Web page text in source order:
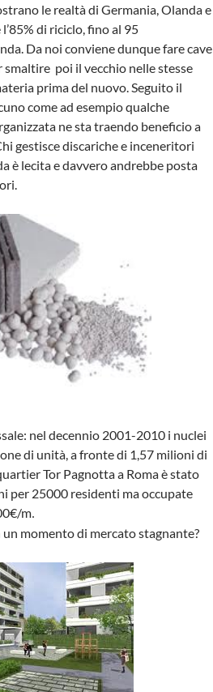
le realtà di Germania, Olanda e
di riciclo, fino al 95
Da noi conviene dunque fare cave
poi il vecchio nelle stesse
prima del nuovo. Seguito il
come ad esempio qualche
ne sta traendo beneficio a
gestisce discariche e inceneritori
è lecita e davvero andrebbe posta
nel decennio 2001-2010 i nuclei
di unità, a fronte di 1,57 milioni di
Tor Pagnotta a Roma è stato
per 25000 residenti ma occupate
m.
momento di mercato stagnante?